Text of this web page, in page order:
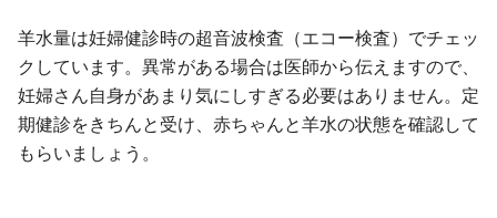
羊水量は妊婦健診時の超音波検査（エコー検査）でチェッ
クしています。異常がある場合は医師から伝えますので、
妊婦さん自身があまり気にしすぎる必要はありません。定
期健診をきちんと受け、赤ちゃんと羊水の状態を確認して
もらいましょう。